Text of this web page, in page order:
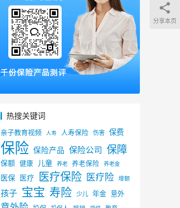
热搜关键词
亲子教育视频 人寿 人寿保险 伤害 保费
保险 保险产品 保险公司 保障
保额 健康 儿童 养老 养老保险 养老金
医保 医疗 医疗保险 医疗险 增额
孩子 宝宝 寿险 少儿 年金 意外
分享本页